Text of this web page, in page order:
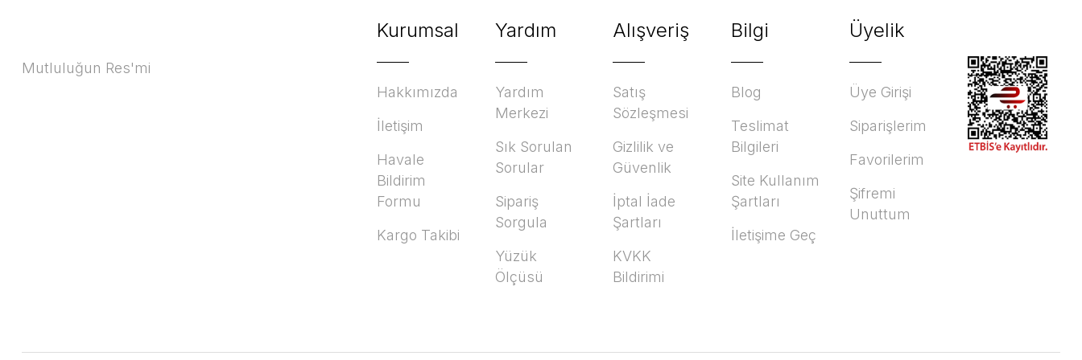
Mutluluğun Res'mi
Kurumsal
Hakkımızda
İletişim
Havale
Bildirim
Formu
Kargo Takibi
Yardım
Yardım
Merkezi
Sık Sorulan
Sorular
Sipariş
Sorgula
Yüzük
Ölçüsü
Alışveriş
Satış
Sözleşmesi
Gizlilik ve
Güvenlik
İptal İade
Şartları
KVKK
Bildirimi
Bilgi
Blog
Teslimat
Bilgileri
Site Kullanım
Şartları
İletişime Geç
Üyelik
Üye Girişi
Siparişlerim
Favorilerim
Şifremi
Unuttum